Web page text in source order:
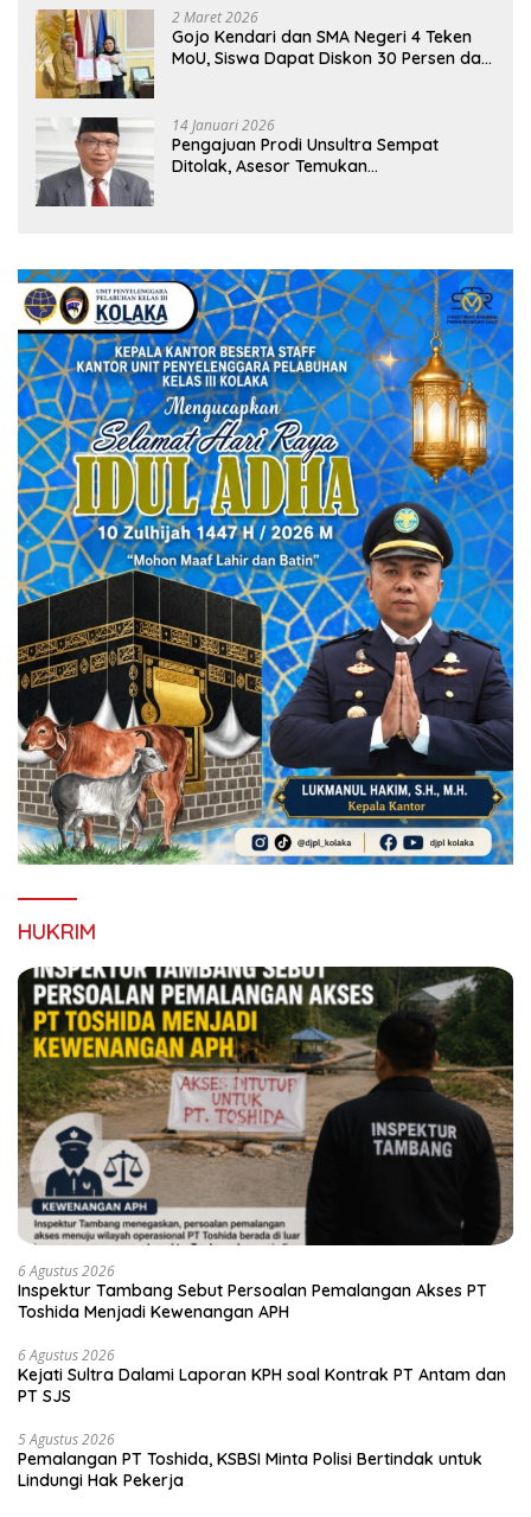
2 Maret 2026
Gojo Kendari dan SMA Negeri 4 Teken
MoU, Siswa Dapat Diskon 30 Persen dan
14 Januari 2026
Pengajuan Prodi Unsultra Sempat
Ditolak, Asesor Temukan
HUKRIM
6 Agustus 2026
Inspektur Tambang Sebut Persoalan Pemalangan Akses PT
Toshida Menjadi Kewenangan APH
6 Agustus 2026
Kejati Sultra Dalami Laporan KPH soal Kontrak PT Antam dan
PT SJS
5 Agustus 2026
Pemalangan PT Toshida, KSBSI Minta Polisi Bertindak untuk
Lindungi Hak Pekerja